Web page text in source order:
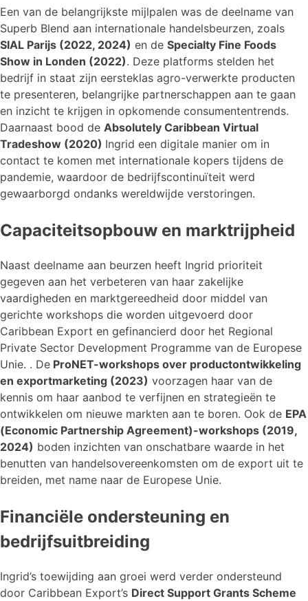
Een van de belangrijkste mijlpalen was de deelname van
Superb Blend aan internationale handelsbeurzen, zoals
SIAL Parijs (2022, 2024) en de Specialty Fine Foods
Show in Londen (2022). Deze platforms stelden het
bedrijf in staat zijn eersteklas agro-verwerkte producten
te presenteren, belangrijke partnerschappen aan te gaan
en inzicht te krijgen in opkomende consumententrends.
Daarnaast bood de Absolutely Caribbean Virtual
Tradeshow (2020) Ingrid een digitale manier om in
contact te komen met internationale kopers tijdens de
pandemie, waardoor de bedrijfscontinuïteit werd
gewaarborgd ondanks wereldwijde verstoringen.
Capaciteitsopbouw en marktrijpheid
Naast deelname aan beurzen heeft Ingrid prioriteit
gegeven aan het verbeteren van haar zakelijke
vaardigheden en marktgereedheid door middel van
gerichte workshops die worden uitgevoerd door
Caribbean Export en gefinancierd door het Regional
Private Sector Development Programme van de Europese
Unie. . De ProNET-workshops over productontwikkeling
en exportmarketing (2023) voorzagen haar van de
kennis om haar aanbod te verfijnen en strategieën te
ontwikkelen om nieuwe markten aan te boren. Ook de EPA
(Economic Partnership Agreement)-workshops (2019,
2024) boden inzichten van onschatbare waarde in het
benutten van handelsovereenkomsten om de export uit te
breiden, met name naar de Europese Unie.
Financiële ondersteuning en
bedrijfsuitbreiding
Ingrid’s toewijding aan groei werd verder ondersteund
door Caribbean Export’s Direct Support Grants Scheme